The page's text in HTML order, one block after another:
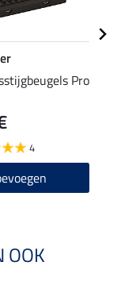
Pro
4
OOK